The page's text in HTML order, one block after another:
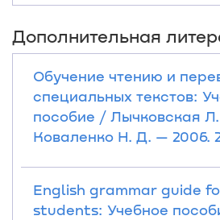
Дополнительная
Обучение чтению и
специальных текстов:
пособие / Лычковская
Коваленко Н. Д. — 2006.
English grammar guide
students: Учебное